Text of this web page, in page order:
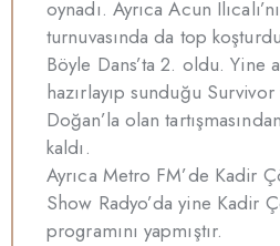
oynadı. Ayrıca Acun
turnuvasında da top
Böyle Dans’ta 2. oldu. Yine
hazırlayıp sunduğu Survivor
Doğan’la olan
kaldı.
Ayrıca Metro FM’de Kadir
Show Radyo’da yine Kadir
programını yapmıştır.